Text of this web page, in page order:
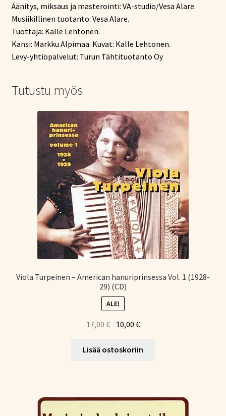
Äänitys, miksaus ja masterointi: VA-studio/Vesa Alare.
Musiikillinen tuotanto: Vesa Alare.
Tuottaja: Kalle Lehtonen.
Kansi: Markku Alpimaa. Kuvat: Kalle Lehtonen.
Levy-yhtiöpalvelut: Turun Tähtituotanto Oy
Tutustu myös
Viola Turpeinen – American hanuriprinsessa Vol. 1 (1928-
29) (CD)
ALE!
17,00€ Alkuperäinen
oli:
10,00€Nykyinen
on:
Lisää ostoskoriin